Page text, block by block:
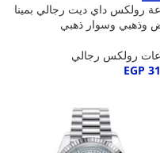
رولكس داي ديت رجالي بمينا
وذهبي وسوار ذهبي
رولكس رجالي
EGP